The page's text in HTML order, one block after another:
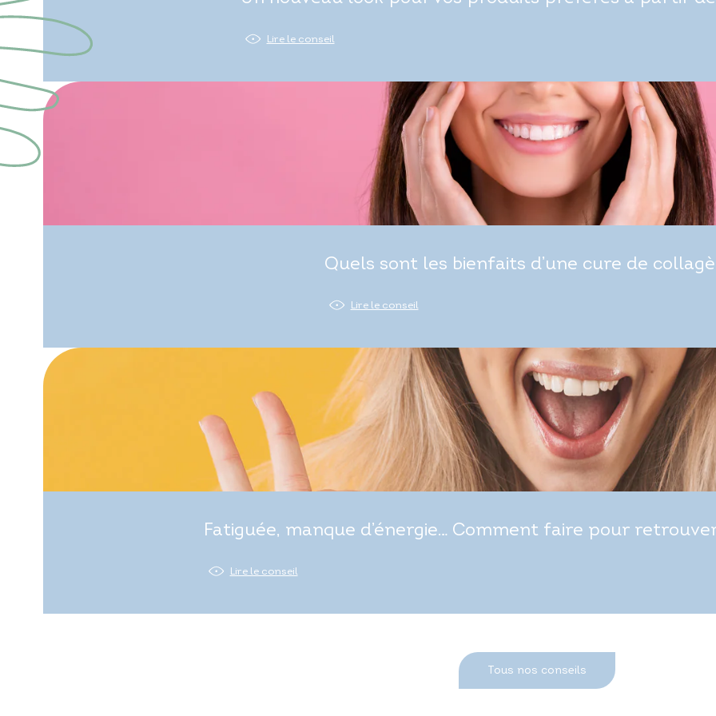
Lire le conseil
Quels sont les bienfaits d’une cure de
Lire le conseil
Fatiguée, manque d’énergie… Comment faire pour
Lire le conseil
Tous nos conseils